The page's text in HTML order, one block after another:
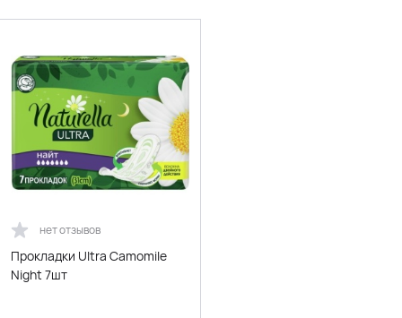
нет отзывов
Прокладки Ultra Camomile
Night 7шт